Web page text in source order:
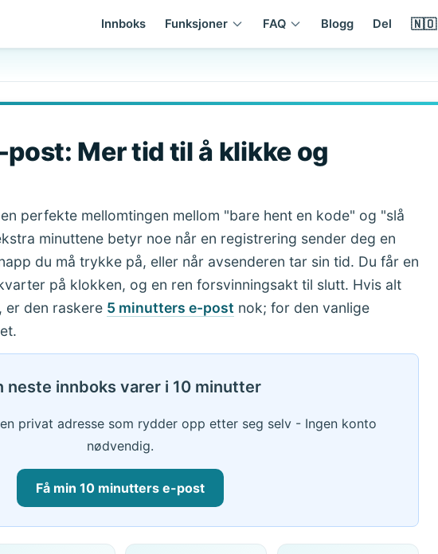
Innboks Funksjoner FAQ Blogg Del 🇳🇴
Mer tid til å klikke og
perfekte mellomtingen mellom "bare hent en kode" og "slå
minuttene betyr noe når en registrering sender deg en
du må trykke på, eller når avsenderen tar sin tid. Du får en
på klokken, og en ren forsvinningsakt til slutt. Hvis alt
er den raskere 5 minutters e-post nok; for den vanlige
neste innboks varer i 10 minutter
privat adresse som rydder opp etter seg selv - Ingen konto
nødvendig.
Få min 10 minutters e-post